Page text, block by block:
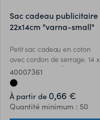
sac cadeau publicitaire
22x14cm "varna-small"
Petit sac cadeau en coton
avec cordon de serrage. 14 x
22cm. 105 gr / m².
40007361
À partir de 0,66 €
Quantité minimum : 50